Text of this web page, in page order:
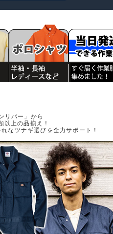
リバー」から
上の品揃え！
なツナギ選びを全力サポート！